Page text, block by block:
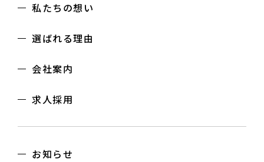
私たちの想い
選ばれる理由
会社案内
求人採用
お知らせ